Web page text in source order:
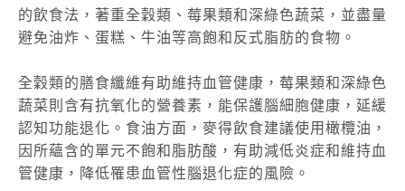
的飲食法，著重全穀類、莓果類和深綠色蔬菜，並盡量
避免油炸、蛋糕、牛油等高飽和反式脂肪的食物。
全穀類的膳食纖維有助維持血管健康，莓果類和深綠色
蔬菜則含有抗氧化的營養素，能保護腦細胞健康，延緩
認知功能退化。食油方面，麥得飲食建議使用橄欖油，
因所蘊含的單元不飽和脂肪酸，有助減低炎症和維持血
管健康，降低罹患血管性腦退化症的風險。